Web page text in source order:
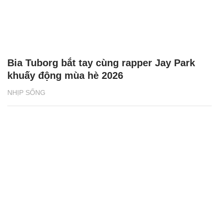
NHỊP SỐNG
Bia Tuborg bắt tay cùng rapper Jay Park
khuấy động mùa hè 2026